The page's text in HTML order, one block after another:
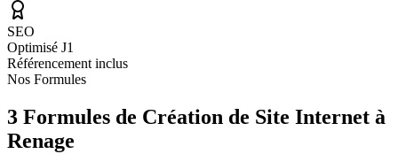
SEO
Optimisé J1
Référencement inclus
Nos Formules
3 Formules de Création de Site Internet à
Renage